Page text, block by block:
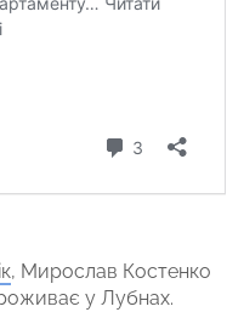
, Мирослав Костенко
у Лубнах.